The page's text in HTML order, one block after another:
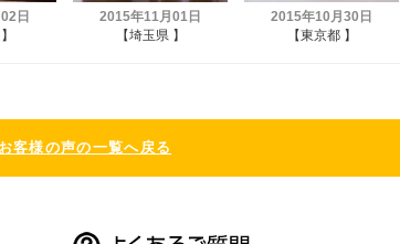
日
2015年11月01日
【埼玉県 】
2015年10月30日
【東京都 】
お客様の声の一覧へ戻る